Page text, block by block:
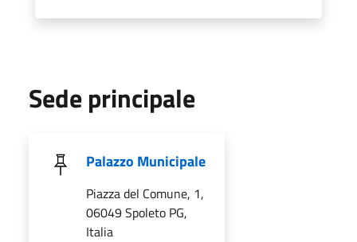
Sede principale
Palazzo Municipale
Piazza del Comune, 1,
06049 Spoleto PG,
Italia